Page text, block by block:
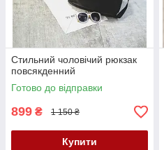
Стильний чоловічий рюкзак
повсякденний
Готово до відправки
899 ₴ 1 150 ₴
Купити